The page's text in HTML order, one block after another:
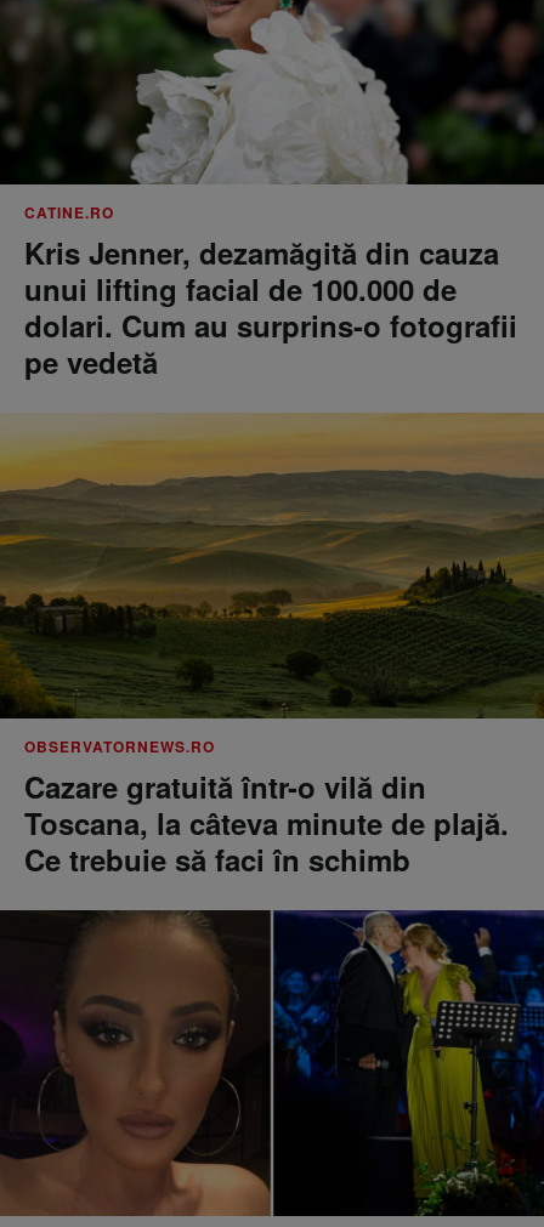
CATINE.RO
Kris Jenner, dezamăgită din cauza
unui lifting facial de 100.000 de
dolari. Cum au surprins-o fotografii
pe vedetă
OBSERVATORNEWS.RO
Cazare gratuită într-o vilă din
Toscana, la câteva minute de plajă.
Ce trebuie să faci în schimb